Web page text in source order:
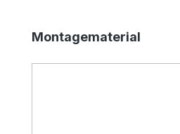
Produktgalerie überspringen
Montagematerial